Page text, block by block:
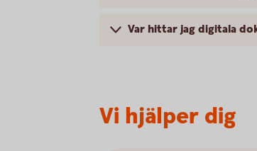
Var hittar jag digitala
Vi hjälper dig